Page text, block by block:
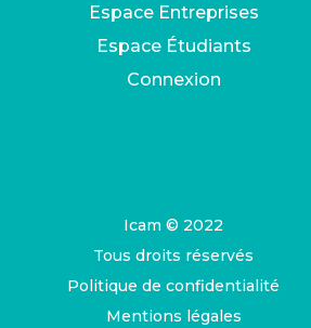
Espace Entreprises
Espace Étudiants
Connexion
Icam © 2022
Tous droits réservés
Politique de confidentialité
Mentions légales